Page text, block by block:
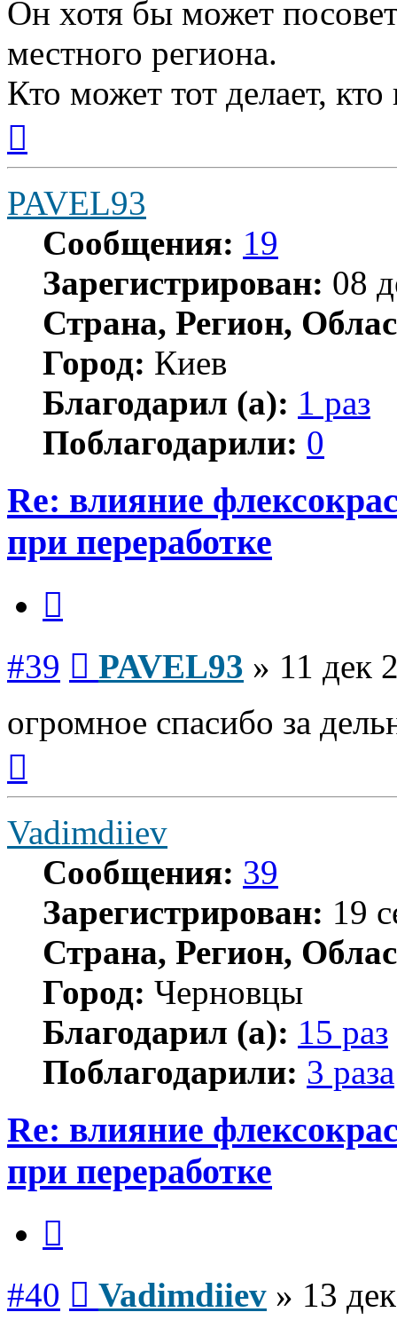
Он хотя бы может
местного региона.
Кто может тот делает,
началу
PAVEL93
Сообщения: 19
Зарегистрирован: 08
Страна, Регион,
Город: Киев
Благодарил (а): 1 раз
Поблагодарили: 0
Re: влияние
при переработке
#39 PAVEL93 » 11 дек
огромное спасибо за
началу
Vadimdiiev
Сообщения: 39
Зарегистрирован: 19
Страна, Регион,
Город: Черновцы
Благодарил (а): 15 раз
Поблагодарили: 3 раза
Re: влияние
при переработке
#40 Vadimdiiev » 13